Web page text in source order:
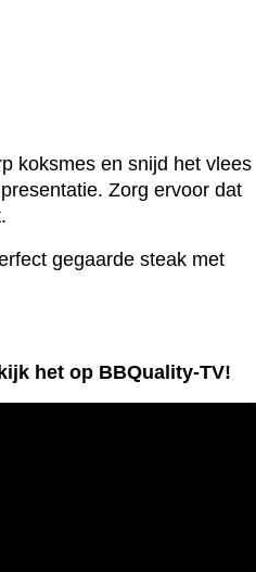
koksmes en snijd het vlees
Zorg ervoor dat
gegaarde steak met
het op BBQuality-TV!